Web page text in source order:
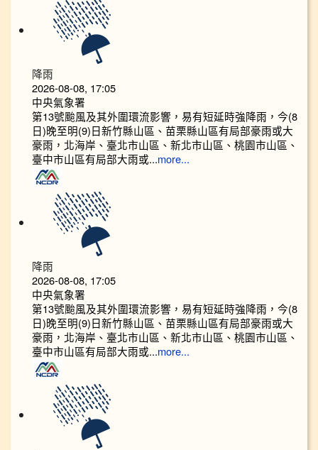
降雨
2026-08-08, 17:05
中央氣象署
第13號颱風及其外圍環流影響，易有短延時強降雨，今(8
日)晚至明(9)日新竹縣山區、苗栗縣山區有局部豪雨或大
豪雨，北海岸、臺北市山區、新北市山區、桃園市山區、
臺中市山區有局部大雨或...more...
降雨
2026-08-08, 17:05
中央氣象署
第13號颱風及其外圍環流影響，易有短延時強降雨，今(8
日)晚至明(9)日新竹縣山區、苗栗縣山區有局部豪雨或大
豪雨，北海岸、臺北市山區、新北市山區、桃園市山區、
臺中市山區有局部大雨或...more...